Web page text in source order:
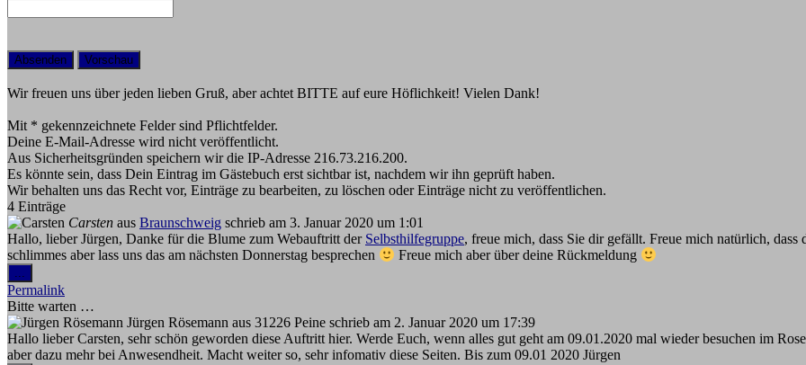
Wir freuen uns über jeden lieben Gruß, aber achtet BITTE auf eure Höflichkeit! Vielen Dank!
Mit * gekennzeichnete Felder sind Pflichtfelder.
Deine E-Mail-Adresse wird nicht veröffentlicht.
Aus Sicherheitsgründen speichern wir die IP-Adresse 216.73.216.200.
Es könnte sein, dass Dein Eintrag im Gästebuch erst sichtbar ist, nachdem wir ihn geprüft haben.
Wir behalten uns das Recht vor, Einträge zu bearbeiten, zu löschen oder Einträge nicht zu veröffentlichen.
4 Einträge
Carsten aus Braunschweig schrieb am 3. Januar 2020 um 1:01
Hallo, lieber Jürgen, Danke für die Blume zum Webauftritt der Selbsthilfegruppe, freue mich, dass Sie dir gefällt. Freue mich natürlich,
schlimmes aber lass uns das am nächsten Donnerstag besprechen
Freue mich aber über deine Rückmeldung
...
Metabox
ein-/ausblenden.
Permalink
Bitte warten …
Jürgen Rösemann aus 31226 Peine schrieb am 2. Januar 2020 um 17:39
Hallo lieber Carsten, sehr schön geworden diese Auftritt hier. Werde Euch, wenn alles gut geht am 09.01.2020 mal wieder besuchen im
aber dazu mehr bei Anwesendheit. Macht weiter so, sehr infomativ diese Seiten. Bis zum 09.01 2020 Jürgen